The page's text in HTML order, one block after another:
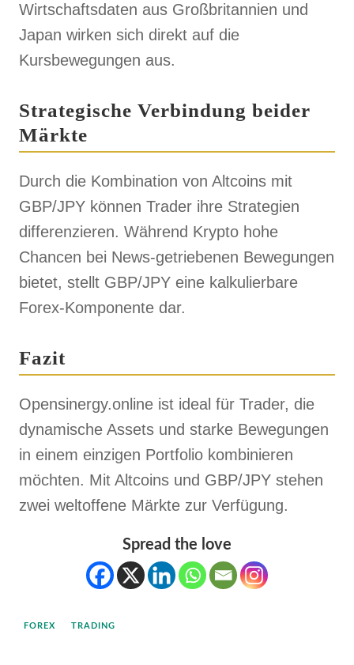
Wirtschaftsdaten aus Großbritannien und
Japan wirken sich direkt auf die
Kursbewegungen aus.
Strategische Verbindung beider
Märkte
Durch die Kombination von Altcoins mit
GBP/JPY können Trader ihre Strategien
differenzieren. Während Krypto hohe
Chancen bei News-getriebenen Bewegungen
bietet, stellt GBP/JPY eine kalkulierbare
Forex-Komponente dar.
Fazit
Opensinergy.online ist ideal für Trader, die
dynamische Assets und starke Bewegungen
in einem einzigen Portfolio kombinieren
möchten. Mit Altcoins und GBP/JPY stehen
zwei weltoffene Märkte zur Verfügung.
Spread the love
FOREX TRADING